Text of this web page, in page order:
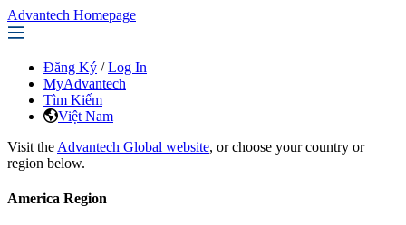
Advantech Homepage
Đăng Ký / Log In
MyAdvantech
Tìm Kiếm
Việt Nam
Visit the Advantech Global website, or choose your country or
region below.
America Region